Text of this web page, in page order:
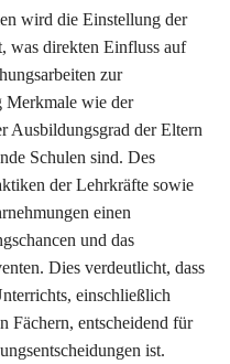
wird die Einstellung der
was direkten Einfluss auf
zur
Merkmale wie der
Ausbildungsgrad der Eltern
Schulen sind. Des
der Lehrkräfte sowie
einen
und das
Dies verdeutlicht, dass
einschließlich
Fächern, entscheidend für
ist.